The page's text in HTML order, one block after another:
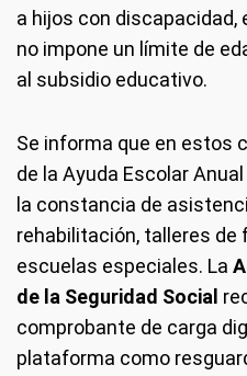
a hijos con discapacidad,
no impone un límite de
al subsidio educativo.
Se informa que en estos
de la Ayuda Escolar
la constancia de
rehabilitación, talleres de
escuelas especiales. La
de la Seguridad Social
comprobante de carga
plataforma como